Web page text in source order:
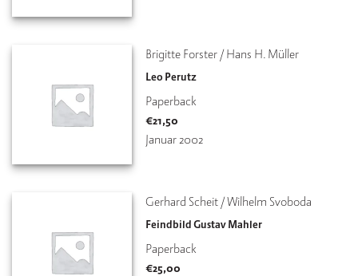
a
Brigitte Forster / Hans H. Müller
Leo Perutz
Paperback
€21,50
Januar 2002
Gerhard Scheit / Wilhelm Svoboda
Feindbild Gustav Mahler
Paperback
€25,00